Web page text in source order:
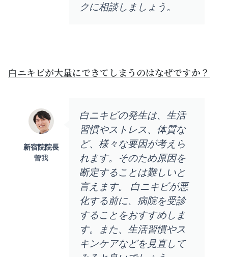
クに相談しましょう。
白ニキビが大量にできてしまうのはなぜですか？
白ニキビの発生は、生活
習慣やストレス、体質な
ど、様々な要因が考えら
れます。そのため原因を
断定することは難しいと
言えます。 白ニキビが悪
化する前に、病院を受診
することをおすすめしま
す。また、生活習慣やス
キンケアなどを見直して
新宿院院長
曽我